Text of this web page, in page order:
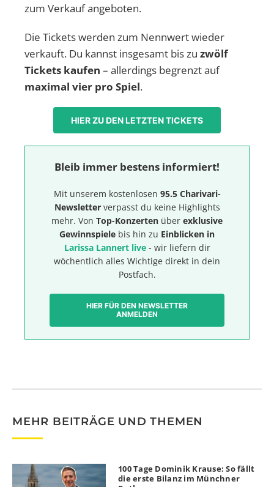
zum Verkauf angeboten.
Die Tickets werden zum Nennwert wieder
verkauft. Du kannst insgesamt bis zu zwölf
Tickets kaufen – allerdings begrenzt auf
maximal vier pro Spiel.
HIER ZU DEN LETZTEN TICKETS
Bleib immer bestens informiert!
Mit unserem kostenlosen 95.5 Charivari-
Newsletterverpasst du keine Highlights
mehr. Von Top-Konzerten über exklusive
Gewinnspiele bis hin zu Einblicken in
Larissa Lannert live- wir liefern dir
wöchentlich alles Wichtige direkt in dein
Postfach.
HIER FÜR DEN NEWSLETTER
ANMELDEN
MEHR BEITRÄGE UND THEMEN
100 Tage Dominik Krause: So fällt
die erste Bilanz im Münchner